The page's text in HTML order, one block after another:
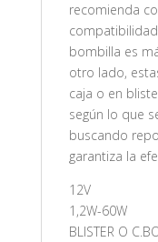
recomienda
bombilla es
otro lado,
caja o en
según lo que
buscando
garantiza la
12V
1,2W-60W
BLISTER O